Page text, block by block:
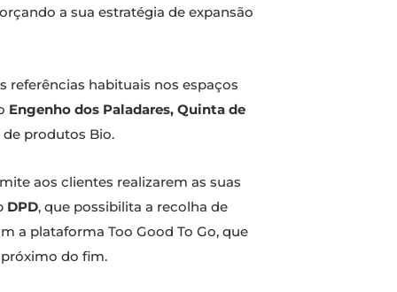
a sua estratégia de expansão
referências habituais nos espaços
Engenho dos Paladares, Quinta de
produtos Bio.
aos clientes realizarem as suas
DPD, que possibilita a recolha de
a plataforma Too Good To Go, que
do fim.